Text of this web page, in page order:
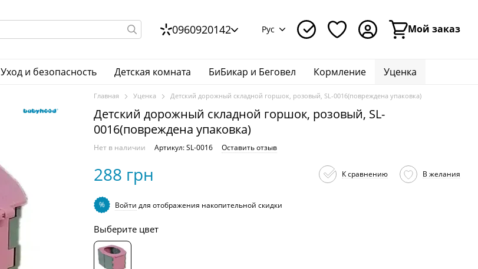
0960920142 Рус Мой заказ
Уход и безопасность Детская комната БиБикар и Беговел Кормление Уценка
Главная Уценка Детский дорожный складной горшок, розовый, SL-0016(повреждена упаковка)
Детский дорожный складной горшок, розовый, SL-
0016(повреждена упаковка)
Нет в наличии Артикул: SL-0016 Оставить отзыв
288 грн К сравнению В желания
% Войти для отображения накопительной скидки
Выберите цвет